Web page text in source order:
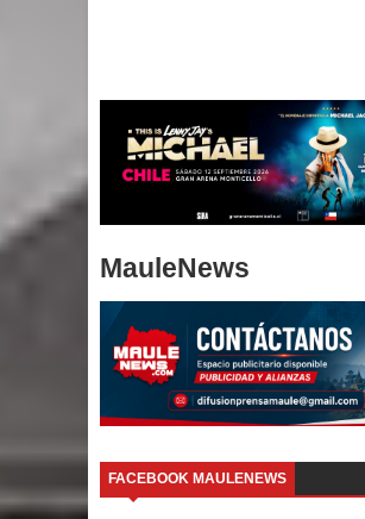
MauleNews
FACEBOOK MAULENEWS